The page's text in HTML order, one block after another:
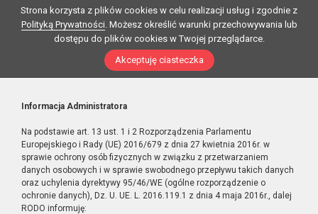
Strona korzysta z plików cookies w celu realizacji usług i zgodnie z
Polityką Prywatności. Możesz określić warunki przechowywania lub
dostępu do plików cookies w Twojej przeglądarce.
Akceptuję ciasteczka
Informacja Administratora
Na podstawie art. 13 ust. 1 i 2 Rozporządzenia Parlamentu
Europejskiego i Rady (UE) 2016/679 z dnia 27 kwietnia 2016r. w
sprawie ochrony osób fizycznych w związku z przetwarzaniem
danych osobowych i w sprawie swobodnego przepływu takich danych
oraz uchylenia dyrektywy 95/46/WE (ogólne rozporządzenie o
ochronie danych), Dz. U. UE. L. 2016.119.1 z dnia 4 maja 2016r., dalej
RODO informuję: